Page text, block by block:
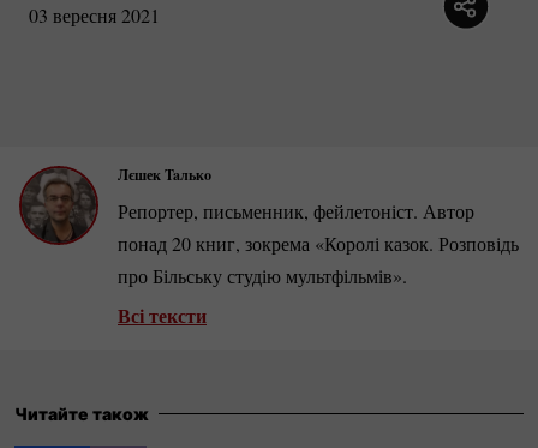
03 вересня 2021
Лєшек Taлькo
Репортер, письменник, фейлетоніст. Автор
понад 20 книг, зокрема «Королі казок. Розповідь
про Більську студію мультфільмів».
Всі тексти
Читайте також